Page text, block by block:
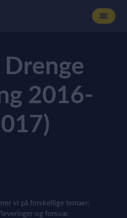
2016-
vi på forskellige temaer:
og forsvar.